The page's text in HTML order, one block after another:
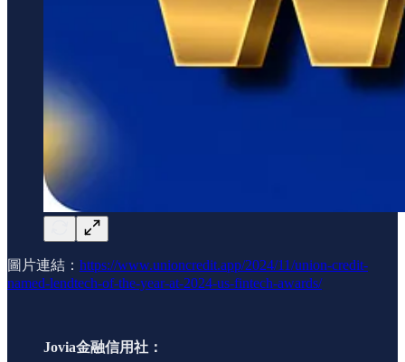
圖片連結： https://www.unioncredit.app/2024/11/union-credit-
named-lendtech-of-the-year-at-2024-us-fintech-awards/
Jovia金融信用社：